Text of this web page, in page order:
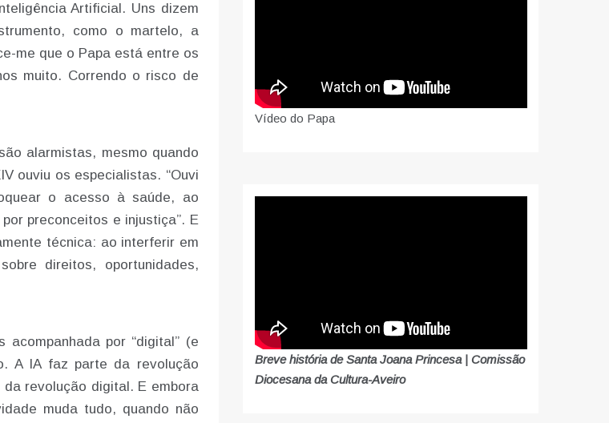
Artificial. Uns dizem
como o martelo, a
me que o Papa está entre os
muito. Correndo o risco de
alarmistas, mesmo quando
ouviu os especialistas. “Ouvi
o acesso à saúde, ao
preconceitos e injustiça”. E
técnica: ao interferir em
direitos, oportunidades,
acompanhada por “digital” (e
A IA faz parte da revolução
revolução digital. E embora
muda tudo, quando não
Vídeo do Papa
Breve história de Santa Joana Princesa | Comissão
Diocesana da Cultura-Aveiro